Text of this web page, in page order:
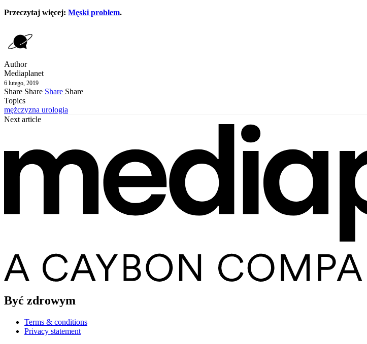
Przeczytaj więcej: Męski problem.
Author
Mediaplanet
6 lutego, 2019
Share Share Share Share
Topics
mężczyzna urologia
Next article
Być zdrowym
Terms & conditions
Privacy statement